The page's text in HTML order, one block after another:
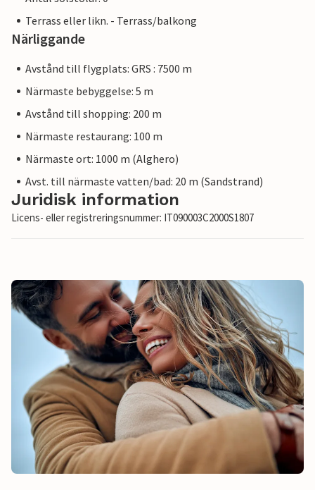
Terrass eller likn. - Terrass/balkong
Närliggande
Avstånd till flygplats: GRS : 7500 m
Närmaste bebyggelse: 5 m
Avstånd till shopping: 200 m
Närmaste restaurang: 100 m
Närmaste ort: 1000 m (Alghero)
Avst. till närmaste vatten/bad: 20 m (Sandstrand)
Juridisk information
Licens- eller registreringsnummer: IT090003C2000S1807